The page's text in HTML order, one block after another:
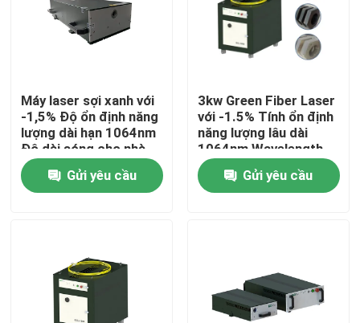
Chương trình VR
Tham quan nhà máy
Kiểm soát chất lượng
Yêu cầu báo giá
Laser sợi xanh
Máy laser sợi xanh với
-1,5% Độ ổn định năng
lượng dài hạn 1064nm
Độ dài sóng cho nhà
máy sản xuất
Gửi yêu cầu
3kw Green Fiber Laser
với -1.5% Tính ổn định
năng lượng lâu dài
1064nm Wavelength
cho nhà máy sản xuất
Gửi yêu cầu